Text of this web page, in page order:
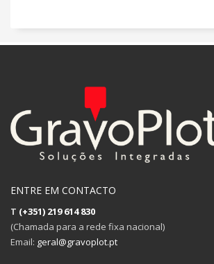
ENTRE EM CONTACTO
T (+351) 219 614 830
(Chamada para a rede fixa nacional)
Email: geral@gravoplot.pt